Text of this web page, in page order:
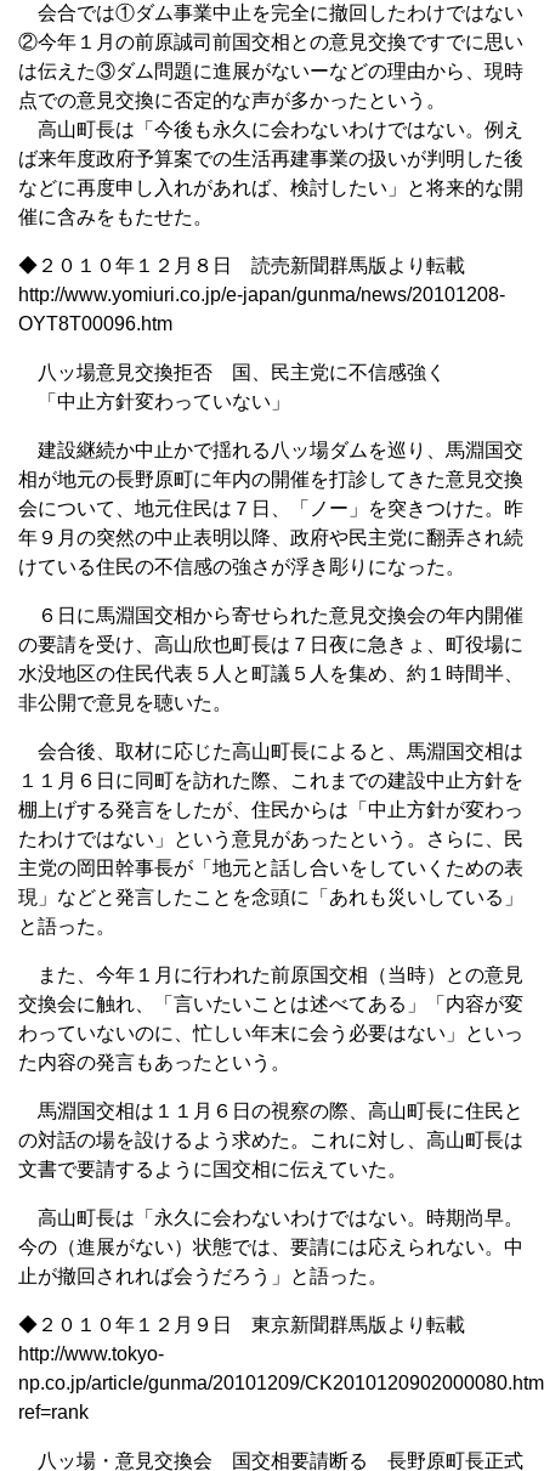
会合では①ダム事業中止を完全に撤回したわけではない
②今年１月の前原誠司前国交相との意見交換ですでに思い
は伝えた③ダム問題に進展がないーなどの理由から、現時
点での意見交換に否定的な声が多かったという。
高山町長は「今後も永久に会わないわけではない。例え
ば来年度政府予算案での生活再建事業の扱いが判明した後
などに再度申し入れがあれば、検討したい」と将来的な開
催に含みをもたせた。
◆２０１０年１２月８日 読売新聞群馬版より転載
http://www.yomiuri.co.jp/e-japan/gunma/news/20101208-
OYT8T00096.htm
八ッ場意見交換拒否 国、民主党に不信感強く
「中止方針変わっていない」
建設継続か中止かで揺れる八ッ場ダムを巡り、馬淵国交
相が地元の長野原町に年内の開催を打診してきた意見交換
会について、地元住民は７日、「ノー」を突きつけた。昨
年９月の突然の中止表明以降、政府や民主党に翻弄され続
けている住民の不信感の強さが浮き彫りになった。
６日に馬淵国交相から寄せられた意見交換会の年内開催
の要請を受け、高山欣也町長は７日夜に急きょ、町役場に
水没地区の住民代表５人と町議５人を集め、約１時間半、
非公開で意見を聴いた。
会合後、取材に応じた高山町長によると、馬淵国交相は
１１月６日に同町を訪れた際、これまでの建設中止方針を
棚上げする発言をしたが、住民からは「中止方針が変わっ
たわけではない」という意見があったという。さらに、民
主党の岡田幹事長が「地元と話し合いをしていくための表
現」などと発言したことを念頭に「あれも災いしている」
と語った。
また、今年１月に行われた前原国交相（当時）との意見
交換会に触れ、「言いたいことは述べてある」「内容が変
わっていないのに、忙しい年末に会う必要はない」といっ
た内容の発言もあったという。
馬淵国交相は１１月６日の視察の際、高山町長に住民と
の対話の場を設けるよう求めた。これに対し、高山町長は
文書で要請するように国交相に伝えていた。
高山町長は「永久に会わないわけではない。時期尚早。
今の（進展がない）状態では、要請には応えられない。中
止が撤回されれば会うだろう」と語った。
◆２０１０年１２月９日 東京新聞群馬版より転載
http://www.tokyo-
np.co.jp/article/gunma/20101209/
ref=rank
八ッ場・意見交換会 国交相要請断る 長野原町長正式